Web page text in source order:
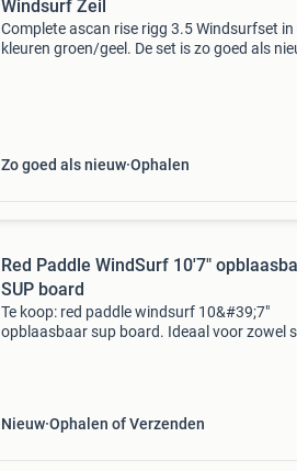
Windsurf Zeil
Complete ascan rise rigg 3.5 Windsurfset in
kleuren groen/geel. De set is zo goed als
Zo goed als nieuw Ophalen
Red Paddle WindSurf 10'7"
SUP board
Te koop: red paddle windsurf 10&#39;7"
opblaasbaar sup board. Ideaal voor zowel
Nieuw Ophalen of Verzenden